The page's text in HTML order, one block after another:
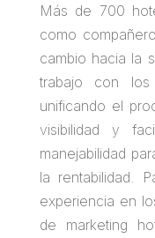
Más de 700
como
cambio hacia la
trabajo con
unificando el
visibilidad y
manejabilidad
la rentabilidad.
experiencia en
de marketing